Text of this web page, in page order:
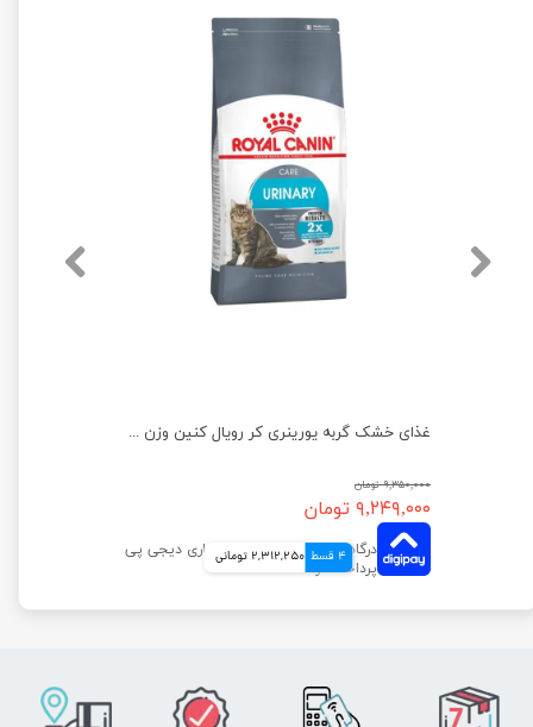
غذای خشک گربه یورینری کر رویال کنین وزن 2 کیلوگرم
۹,۳۵۰,۰۰۰ تومان
۹,۲۴۹,۰۰۰ تومان
4 قسط 2,312,250 تومانی